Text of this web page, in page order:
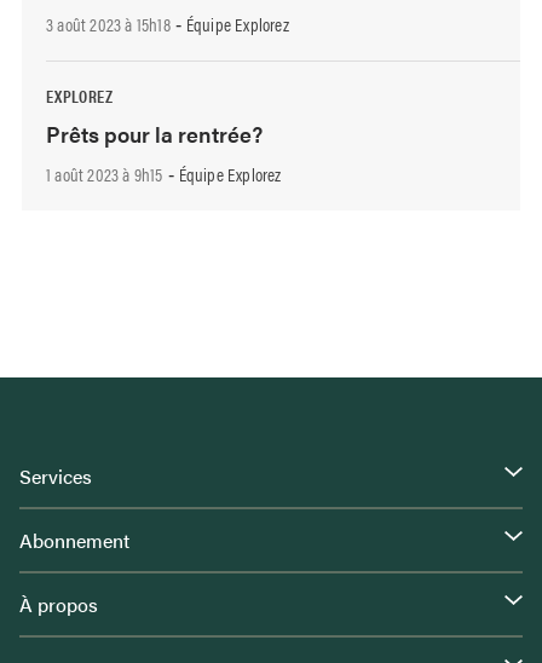
3 août 2023 à 15h18- Équipe Explorez
EXPLOREZ
Prêts pour la rentrée?
1 août 2023 à 9h15 - Équipe Explorez
Services
Abonnement
À propos